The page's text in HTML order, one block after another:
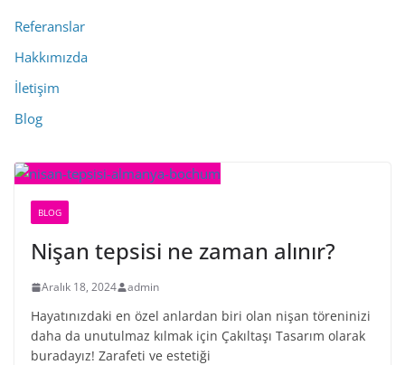
Referanslar
Hakkımızda
İletişim
Blog
BLOG
Nişan tepsisi ne zaman alınır?
Aralık 18, 2024 admin
Hayatınızdaki en özel anlardan biri olan nişan töreninizi
daha da unutulmaz kılmak için Çakıltaşı Tasarım olarak
buradayız! Zarafeti ve estetiği